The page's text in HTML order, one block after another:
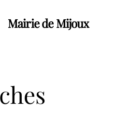
Mairie de Mijoux